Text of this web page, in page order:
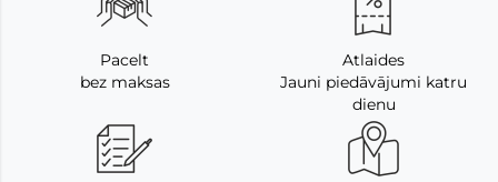
Pacelt
bez maksas
Atlaides
Jauni piedāvājumi katru
dienu